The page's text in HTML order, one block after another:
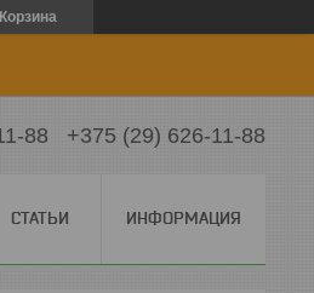
Корзина
88 +375 (29) 626-11-88
СТАТЬИ ИНФОРМАЦИЯ